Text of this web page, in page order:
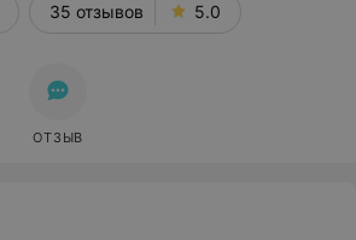
35 отзывов 5.0
ОТЗЫВ